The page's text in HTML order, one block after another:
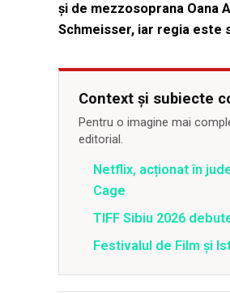
și de mezzosoprana Oana
Schmeisser, iar regia este
Context și subiecte
Pentru o imagine mai
editorial.
Netflix, acționat în
Cage
TIFF Sibiu 2026
Festivalul de Film şi